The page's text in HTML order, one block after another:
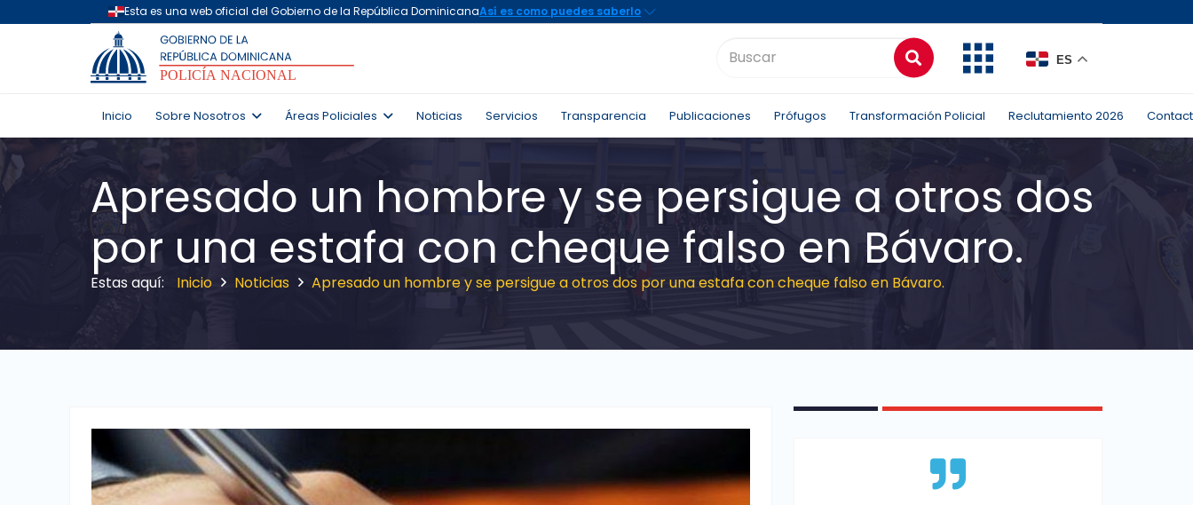
ES
Inicio Sobre Nosotros Áreas Policiales Noticias Servicios Transparencia Publicaciones Prófugos Transformación Policial Reclutamiento 2026
Apresado un hombre y se persigue a otros dos
por una estafa con cheque falso en Bávaro.
Inicio Noticias Apresado un hombre y se persigue a otros dos por una estafa con cheque falso en Bávaro.